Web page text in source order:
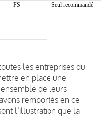
FS Seul recommandé
les entreprises du
en place une
de leurs
remportés en ce
l’illustration que la